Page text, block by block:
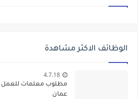
الوظائف الاكثر مشاهدة
4.7.18
مطلوب معلمات للعمل
عمان